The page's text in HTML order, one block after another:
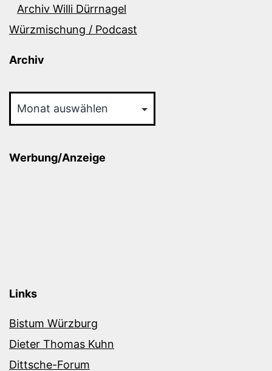
Archiv Willi Dürrnagel
Würzmischung / Podcast
Archiv
Werbung/Anzeige
Links
Bistum Würzburg
Dieter Thomas Kuhn
Dittsche-Forum